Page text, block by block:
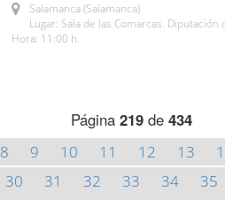
Salamanca (Salamanca)
Lugar: Sala de las Comarcas. Diputación
Hora: 11:00 h.
Página 219de 434
8 9 10 11 12 13
30 31 32 33 34 35